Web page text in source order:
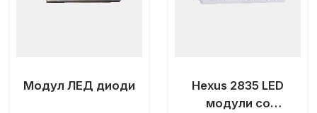
Модул ЛЕД диоди
Hexus 2835 LED
модули со